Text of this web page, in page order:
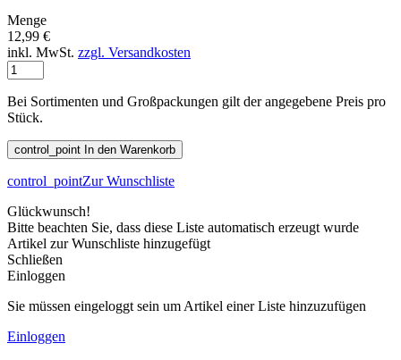
Menge
12,99 €
inkl. MwSt. zzgl. Versandkosten
Bei Sortimenten und Großpackungen gilt der angegebene Preis pro
Stück.
control_point In den Warenkorb
control_pointZur Wunschliste
Glückwunsch!
Bitte beachten Sie, dass diese Liste automatisch erzeugt wurde
Artikel zur Wunschliste hinzugefügt
Schließen
Einloggen
Sie müssen eingeloggt sein um Artikel einer Liste hinzuzufügen
Einloggen